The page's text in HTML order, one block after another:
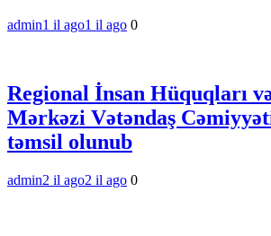
admin1 il ago1 il ago 0
Regional İnsan Hüquqları
Mərkəzi Vətəndaş
təmsil olunub
admin2 il ago2 il ago 0